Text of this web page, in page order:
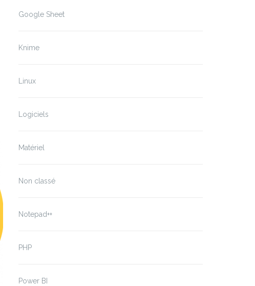
Google Sheet
Knime
Linux
Logiciels
Matériel
Non classé
Notepad++
PHP
Power BI